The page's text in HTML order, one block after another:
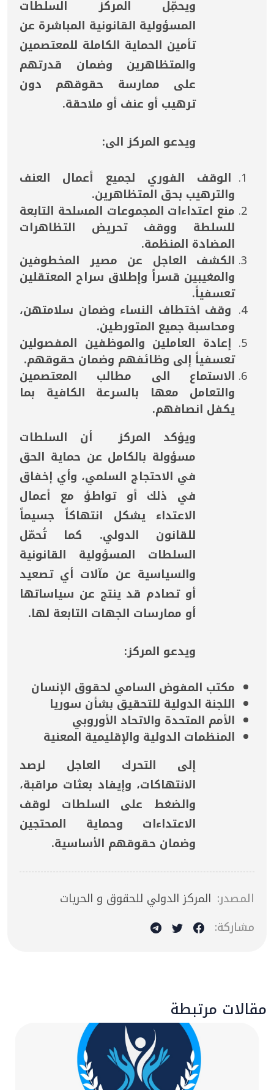
ويحمِّل المركز السلطات
المسؤولية القانونية المباشرة عن
تأمين الحماية الكاملة للمعتصمين
والمتظاهرين وضمان قدرتهم
على ممارسة حقوقهم دون
ترهيب أو عنف أو ملاحقة.
ويدعو المركز الى:
الوقف الفوري لجميع أعمال العنف
والترهيب بحق المتظاهرين.
منع اعتداءات المجموعات المسلحة التابعة
للسلطة ووقف تحريض التظاهرات
المضادة المنظمة.
الكشف العاجل عن مصير المخطوفين
والمغيبين قسراً وإطلاق سراح المعتقلين
تعسفياً.
وقف اختطاف النساء وضمان سلامتهن،
ومحاسبة جميع المتورطين.
إعادة العاملين والموظفين المفصولين
تعسفياً إلى وظائفهم وضمان حقوقهم.
الاستماع الى مطالب المعتصمين
والتعامل معها بالسرعة الكافية بما
يكفل انصافهم.
ويؤكد المركز أن السلطات
مسؤولة بالكامل عن حماية الحق
في الاحتجاج السلمي، وأي إخفاق
في ذلك أو تواطؤ مع أعمال
الاعتداء يشكل انتهاكاً جسيماً
للقانون الدولي. كما تُحمّل
السلطات المسؤولية القانونية
والسياسية عن مآلات أي تصعيد
أو تصادم قد ينتج عن سياساتها
أو ممارسات الجهات التابعة لها.
ويدعو المركز:
مكتب المفوض السامي لحقوق الإنسان
اللجنة الدولية للتحقيق بشأن سوريا
الأمم المتحدة والاتحاد الأوروبي
المنظمات الدولية والإقليمية المعنية
إلى التحرك العاجل لرصد
الانتهاكات، وإيفاد بعثات مراقبة،
والضغط على السلطات لوقف
الاعتداءات وحماية المحتجين
وضمان حقوقهم الأساسية.
المصدر: المركز الدولي للحقوق و الحريات
مشاركة:
مقالات مرتبطة